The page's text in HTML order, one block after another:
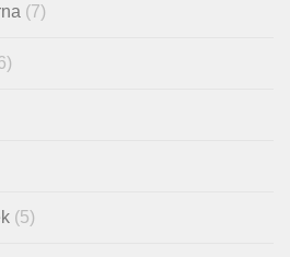
(7)
(5)